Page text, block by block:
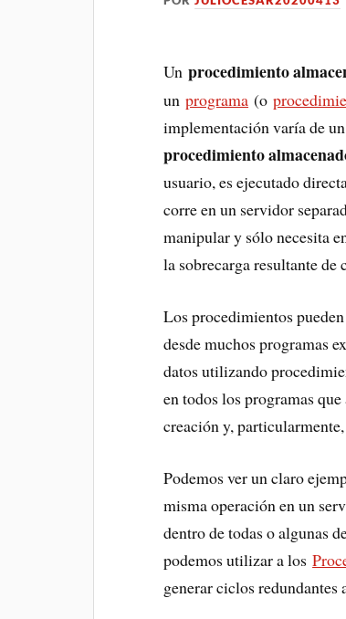
Unprocedimiento
unprograma (o
implementación varía de un
procedimiento
usuario, es ejecutado
corre en un servidor
manipular y sólo necesita
la sobrecarga resultante de
Los procedimientos
desde muchos programas
datos utilizando
en todos los programas
creación y,
Podemos ver un claro
misma operación en un
dentro de todas o algunas
podemos utilizar a los
generar ciclos redundantes